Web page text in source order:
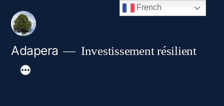
Aller
contenu
Adapera Investissement résilient
French